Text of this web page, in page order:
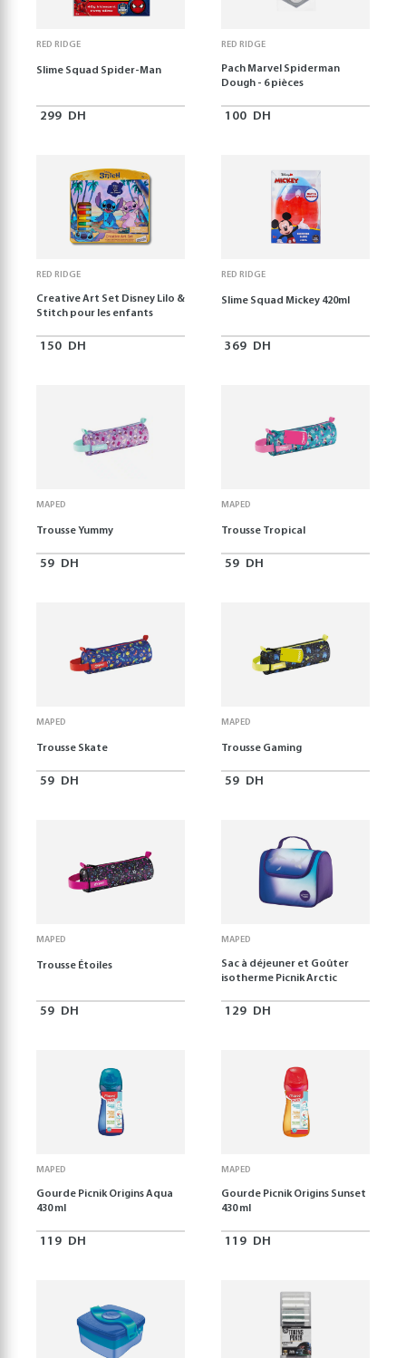
RED RIDGE
Slime Squad Spider-Man
299 DH
RED RIDGE
Pach Marvel Spiderman
Dough - 6 pièces
100 DH
RED RIDGE
Creative Art Set Disney Lilo &
Stitch pour les enfants
150 DH
RED RIDGE
Slime Squad Mickey 420ml
369 DH
MAPED
Trousse Yummy
59 DH
MAPED
Trousse Tropical
59 DH
MAPED
Trousse Skate
59 DH
MAPED
Trousse Gaming
59 DH
MAPED
Trousse Étoiles
59 DH
MAPED
Sac à déjeuner et Goûter
isotherme Picnik Arctic
129 DH
MAPED
Gourde Picnik Origins Aqua
430 ml
119 DH
MAPED
Gourde Picnik Origins Sunset
430 ml
119 DH